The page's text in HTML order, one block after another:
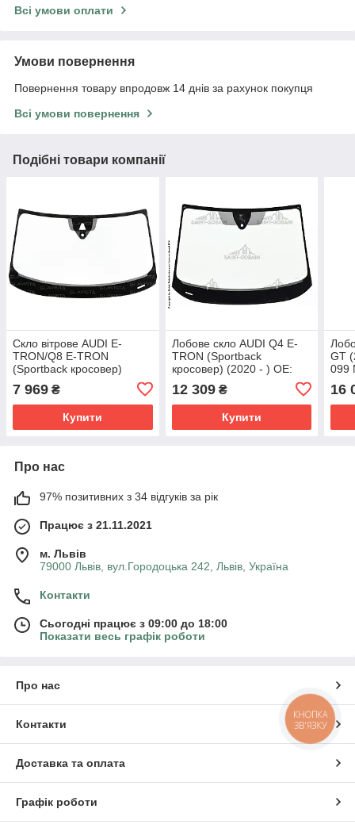
Всі умови оплати
Умови повернення
Повернення товару впродовж 14 днів за рахунок покупця
Всі умови повернення
Подібні товари компанії
Скло вітрове AUDI E-
TRON/Q8 E-TRON
(Sportback кросовер)
(2018 - ) Glaspo (Польща)
7 969 ₴
Купити
Лобове скло AUDI Q4 E-
TRON (Sportback
кросовер) (2020 - ) OE:
89A845099MNVB
12 309₴
Купити
GT
099
16
Про нас
97% позитивних з 34 відгуків за рік
Працює з 21.11.2021
м. Львів
79000 Львів, вул.Городоцька 242, Львів, Україна
Контакти
Сьогодні працює з 09:00 до 18:00
Показати весь графік роботи
Про нас
Контакти
Доставка та оплата
Графік роботи
КНОПКА
ЗВ'ЯЗКУ